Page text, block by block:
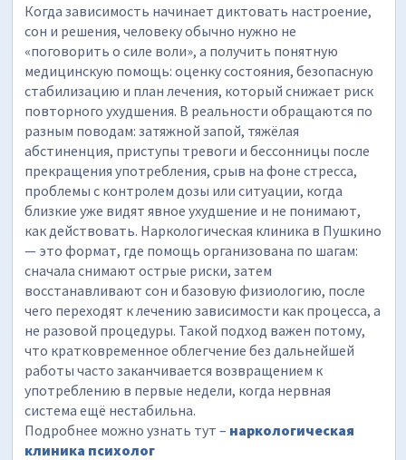
Когда зависимость начинает диктовать настроение,
сон и решения, человеку обычно нужно не
«поговорить о силе воли», а получить понятную
медицинскую помощь: оценку состояния, безопасную
стабилизацию и план лечения, который снижает риск
повторного ухудшения. В реальности обращаются по
разным поводам: затяжной запой, тяжёлая
абстиненция, приступы тревоги и бессонницы после
прекращения употребления, срыв на фоне стресса,
проблемы с контролем дозы или ситуации, когда
близкие уже видят явное ухудшение и не понимают,
как действовать. Наркологическая клиника в Пушкино
— это формат, где помощь организована по шагам:
сначала снимают острые риски, затем
восстанавливают сон и базовую физиологию, после
чего переходят к лечению зависимости как процесса, а
не разовой процедуры. Такой подход важен потому,
что кратковременное облегчение без дальнейшей
работы часто заканчивается возвращением к
употреблению в первые недели, когда нервная
система ещё нестабильна.
Подробнее можно узнать тут – наркологическая
клиника психолог